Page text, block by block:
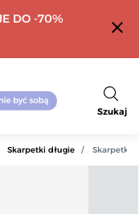
DO -70%
close
Szukaj
Skarpetki długie Skarpetki